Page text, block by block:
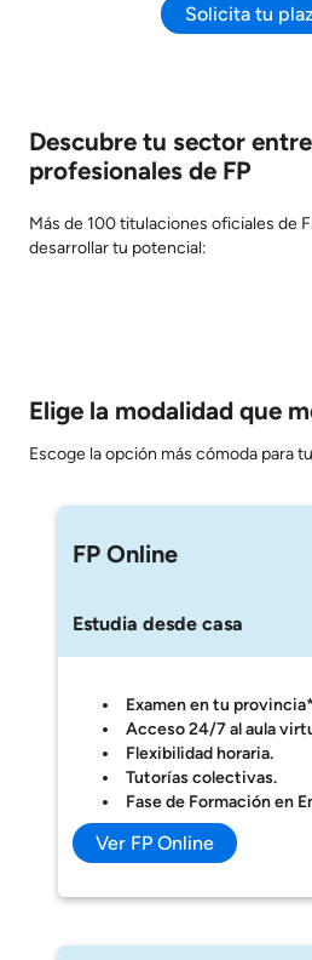
Solicita tu
Descubre tu sector
profesionales de FP
Más de 100 titulaciones oficiales de
desarrollar tu potencial:
Elige la modalidad que
Escoge la opción más cómoda para
FP Online
Estudia desde casa
Examen en tu
Acceso 24/7 al aula
Flexibilidad horaria.
Tutorías colectivas.
Fase de Formación en
Ver FP Online